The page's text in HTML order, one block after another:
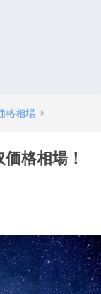
格相場
格相場！